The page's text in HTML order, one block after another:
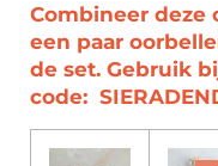
Combineer deze
een paar
de set. Gebruik
code: